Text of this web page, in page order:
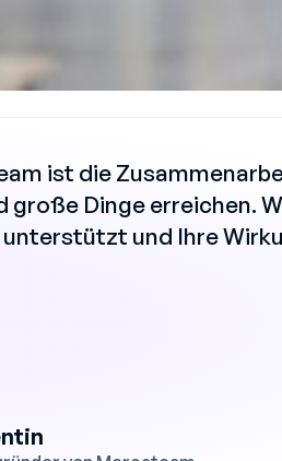
ist die
große Dinge erreichen.
und Ihre